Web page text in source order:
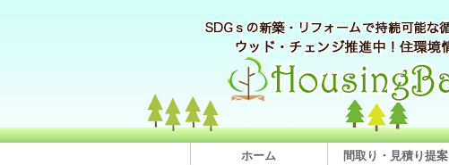
ホーム 間取り・見積り提案